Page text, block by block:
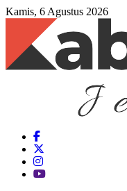
Kamis, 6 Agustus 2026